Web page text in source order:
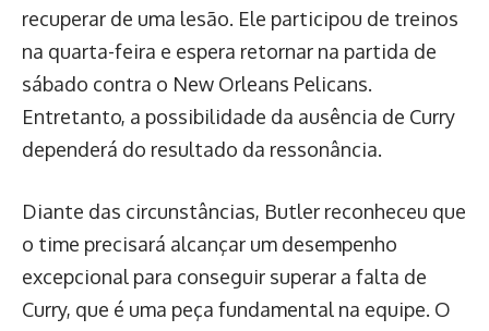
recuperar de uma lesão. Ele participou de treinos
na quarta-feira e espera retornar na partida de
sábado contra o New Orleans Pelicans.
Entretanto, a possibilidade da ausência de Curry
dependerá do resultado da ressonância.
Diante das circunstâncias, Butler reconheceu que
o time precisará alcançar um desempenho
excepcional para conseguir superar a falta de
Curry, que é uma peça fundamental na equipe. O